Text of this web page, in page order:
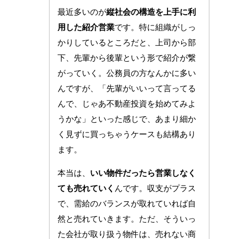
最近多いのが縦社会の構造を上手に利
用した紹介営業です。特に組織がしっ
かりしているところだと、上司から部
下、先輩から後輩という形で紹介が繋
がっていく。公務員の方なんかに多い
んですが、「先輩がいいって言ってる
んで、じゃあ不動産投資を始めてみよ
うかな」といった感じで、あまり細か
く見ずに買っちゃうケースも結構あり
ます。
本当は、 いい物件だったら営業しなく
ても売れていく んです。収支がプラス
で、需給のバランスが取れていれば自
然と売れていきます。ただ、そういっ
た会社が取り扱う物件は、売れない商